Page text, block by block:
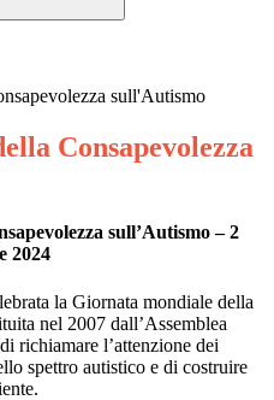
sull'Autismo
Consapevolezza
sull’Autismo – 2
2024
la Giornata mondiale della
nel 2007 dall’Assemblea
richiamare l’attenzione dei
spettro autistico e di costruire